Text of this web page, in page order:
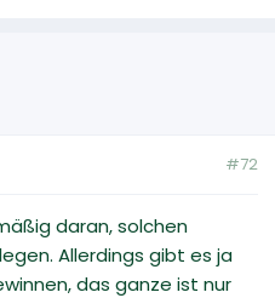
#72
daran, solchen
Allerdings gibt es ja
das ganze ist nur